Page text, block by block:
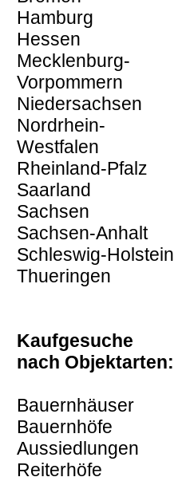
Hamburg
Hessen
Mecklenburg-
Vorpommern
Niedersachsen
Nordrhein-
Westfalen
Rheinland-Pfalz
Saarland
Sachsen
Sachsen-Anhalt
Schleswig-Holstein
Thueringen
Kaufgesuche
nach Objektarten:
Bauernhäuser
Bauernhöfe
Aussiedlungen
Reiterhöfe